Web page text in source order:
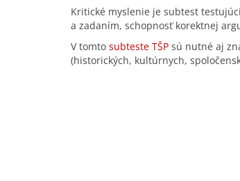
Kritické myslenie je subtest
a zadaním, schopnosť korektnej
V tomto subteste TŠP sú nutné aj
(historických, kultúrnych,